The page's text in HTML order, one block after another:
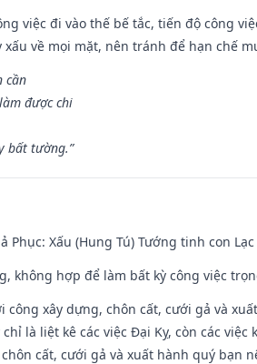
việc đi vào thế bế tắc, tiến độ công
về mọi mặt, nên tránh để hạn chế
cần
được chi
bất tường.”
Phục: Xấu (Hung Tú) Tướng tinh con
không hợp để làm bất kỳ công việc
công xây dựng, chôn cất, cưới gả và
là liệt kê các việc Đại Kỵ, còn các
cất, cưới gả và xuất hành quý bạn